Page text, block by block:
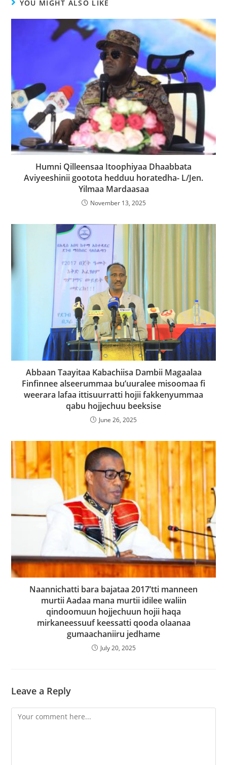
YOU MIGHT ALSO LIKE
Humni Qilleensaa Itoophiyaa Dhaabbata
Aviyeeshinii gootota hedduu horatedha- L/Jen.
Yilmaa Mardaasaa
November 13, 2025
Abbaan Taayitaa Kabachiisa Dambii Magaalaa
Finfinnee alseerummaa bu’uuralee misoomaa fi
weerara lafaa ittisuurratti hojii fakkenyummaa
qabu hojjechuu beeksise
June 26, 2025
Naannichatti bara bajataa 2017’tti manneen
murtii Aadaa mana murtii idilee waliin
qindoomuun hojjechuun hojii haqa
mirkaneessuuf keessatti qooda olaanaa
gumaachaniiru jedhame
July 20, 2025
Leave a Reply